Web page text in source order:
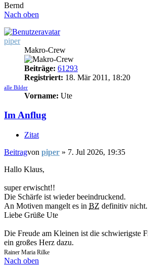
Bernd
Nach oben
piper
Makro-Crew
Beiträge: 61293
Registriert: 18. Mär 2011, 18:20
alle Bilder
Vorname: Ute
Im Anflug
Zitat
Beitragvon piper » 7. Jul 2026, 19:35
Hallo Klaus,
super erwischt!!
Die Schärfe ist wieder beeindruckend.
An Motiven mangelt es in BZ definitiv nicht.
Liebe Grüße Ute
Die Freude am Kleinen ist die schwierigste
ein großes Herz dazu.
Rainer Maria Rilke
Nach oben